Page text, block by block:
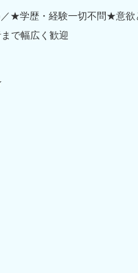
★学歴・経験一切不問★意欲
で幅広く歓迎